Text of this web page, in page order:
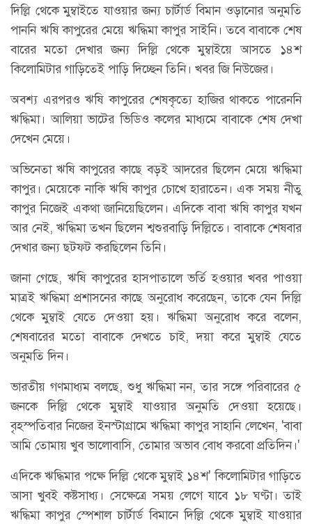
দিল্লি থেকে মুম্বাইতে যাওয়ার জন্য চার্টার্ড বিমান ওড়ানোর অনুমতি
পাননি ঋষি কাপুরের মেয়ে ঋদ্ধিমা কাপুর সাইনি। তবে বাবাকে শেষ
বারের মতো দেখার জন্য দিল্লি থেকে মুম্বাইয়ে আসতে ১৪শ
কিলোমিটার গাড়িতেই পাড়ি দিচ্ছেন তিনি। খবর জি নিউজের।
অবশ্য এরপরও ঋষি কাপুরের শেষকৃত্যে হাজির থাকতে পারেননি
ঋদ্ধিমা। আলিয়া ভাটের ভিডিও কলের মাধ্যমে বাবাকে শেষ দেখা
দেখেন মেয়ে।
অভিনেতা ঋষি কাপুরের কাছে বড়ই আদরের ছিলেন মেয়ে ঋদ্ধিমা
কাপুর। মেয়েকে নাকি ঋষি কাপুর চোখে হারাতেন। এক সময় নীতু
কাপুর নিজেই একথা জানিয়েছিলেন। এদিকে বাবা ঋষি কাপুর যখন
আর নেই, ঋদ্ধিমা তখন ছিলেন শ্বশুরবাড়ি দিল্লিতে। বাবাকে শেষবার
দেখার জন্য ছটফট করছিলেন তিনি।
জানা গেছে, ঋষি কাপুরের হাসপাতালে ভর্তি হওয়ার খবর পাওয়া
মাত্রই ঋদ্ধিমা প্রশাসনের কাছে অনুরোধ করেছেন, তাকে যেন দিল্লি
থেকে মুম্বাই যেতে দেওয়া হয়। ঋদ্ধিমা অনুরোধ করে বলেন,
শেষবারের মতো বাবাকে দেখতে চাই, দয়া করে মুম্বাই যেতে
অনুমতি দিন।
ভারতীয় গণমাধ্যম বলছে, শুধু ঋদ্ধিমা নন, তার সঙ্গে পরিবারের ৫
জনকে দিল্লি থেকে মুম্বাই যাওয়ার অনুমতি দেওয়া হয়েছে।
বৃহস্পতিবার নিজের ইনস্টাগ্রামে ঋদ্ধিমা কাপুর সাহানি লেখেন, 'বাবা
আমি তোমায় খুব ভালোবাসি, তোমার অভাব বোধ করবো প্রতিদিন।'
এদিকে ঋদ্ধিমার পক্ষে দিল্লি থেকে মুম্বাই ১৪শ' কিলোমিটার গাড়িতে
আসা খুবই কষ্টসাধ্য। সেক্ষেত্রে সময় লেগে যাবে ১৮ ঘণ্টা। তাই
ঋদ্ধিমা কাপুর স্পেশাল চার্টার্ড বিমানে দিল্লি থেকে মুম্বাই যাওয়ার